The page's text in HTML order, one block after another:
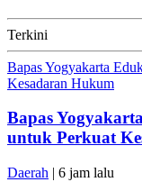
Terkini
Bapas Yogyakarta
Kesadaran Hukum
Bapas
untuk Perkuat
Daerah | 6 jam lalu